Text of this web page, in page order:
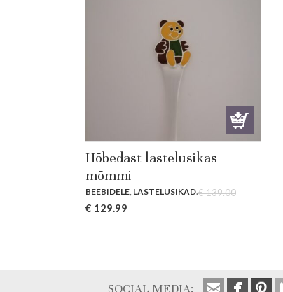
Hõbedast lastelusikas
mõmmi
BEEBIDELE, LASTELUSIKAD.€139.00
Original
€ 129.99
SOCIAL MEDIA: